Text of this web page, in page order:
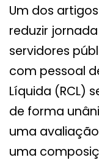
Um dos
reduzir
servidores
com pessoal
Líquida (RCL)
de forma
uma
uma